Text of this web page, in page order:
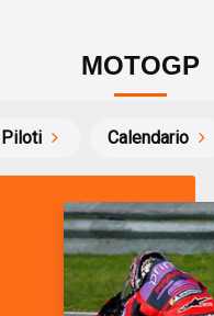
MOTOGP
Piloti Calendario